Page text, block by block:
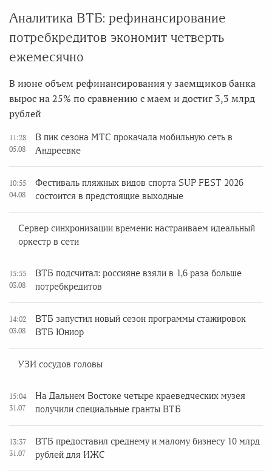
Аналитика ВТБ: рефинансирование
потребкредитов экономит четверть
ежемесячно
В июне объем рефинансирования у заемщиков банка
вырос на 25% по сравнению с маем и достиг 3,3 млрд
рублей
11:28
05.08
В пик сезона МТС прокачала мобильную сеть в
Андреевке
10:55
04.08
Фестиваль пляжных видов спорта SUP FEST 2026
состоится в предстоящие выходные
Сервер синхронизации времени: настраиваем идеальный
оркестр в сети
15:55
03.08
ВТБ подсчитал: россияне взяли в 1,6 раза больше
потребкредитов
14:02
03.08
ВТБ запустил новый сезон программы стажировок
ВТБ Юниор
УЗИ сосудов головы
15:04
31.07
На Дальнем Востоке четыре краеведческих музея
получили специальные гранты ВТБ
13:37
31.07
ВТБ предоставил среднему и малому бизнесу 10 млрд
рублей для ИЖС